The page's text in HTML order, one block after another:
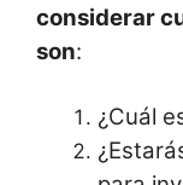
considerar
son:
¿Cuál